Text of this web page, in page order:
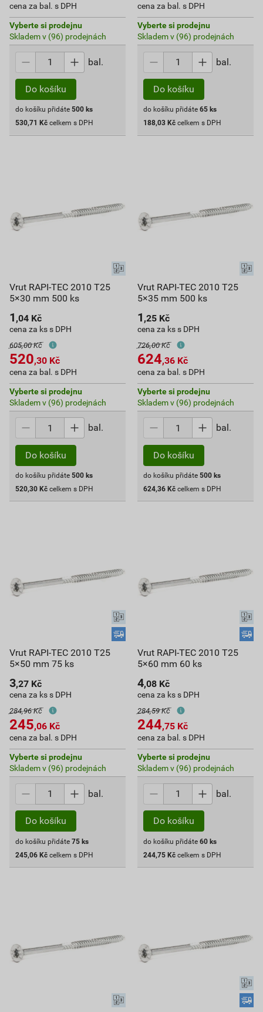
cena za bal. s DPH
Vyberte si prodejnu
Skladem v (96) prodejnách
bal.
Do košíku
do košíku přidáte 500 ks
530,71 Kč celkem s DPH
cena za bal. s DPH
Vyberte si prodejnu
Skladem v (96) prodejnách
bal.
Do košíku
do košíku přidáte 65 ks
188,03 Kč celkem s DPH
Vrut RAPI-TEC 2010 T25
5×30 mm 500 ks
1 ,04 Kč
cena za ks s DPH
605,00 Kč
520,30 Kč
cena za bal. s DPH
Vyberte si prodejnu
Skladem v (96) prodejnách
bal.
Do košíku
do košíku přidáte 500 ks
520,30 Kč celkem s DPH
Vrut RAPI-TEC 2010 T25
5×35 mm 500 ks
1 ,25 Kč
cena za ks s DPH
726,00 Kč
624,36 Kč
cena za bal. s DPH
Vyberte si prodejnu
Skladem v (96) prodejnách
bal.
Do košíku
do košíku přidáte 500 ks
624,36 Kč celkem s DPH
Vrut RAPI-TEC 2010 T25
5×50 mm 75 ks
3,27 Kč
cena za ks s DPH
284,96 Kč
245,06 Kč
cena za bal. s DPH
Vyberte si prodejnu
Skladem v (96) prodejnách
bal.
Do košíku
do košíku přidáte 75 ks
245,06 Kč celkem s DPH
Vrut RAPI-TEC 2010 T25
5×60 mm 60 ks
4,08 Kč
cena za ks s DPH
284,59 Kč
244,75 Kč
cena za bal. s DPH
Vyberte si prodejnu
Skladem v (96) prodejnách
bal.
Do košíku
do košíku přidáte 60 ks
244,75 Kč celkem s DPH